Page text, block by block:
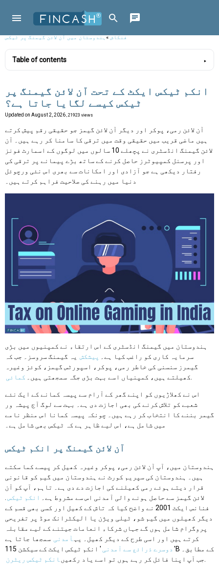
فنکاش»ہندوستان میں آن لائن گیمنگ پر ٹیکس
Table of contents
انکم ٹیکس ایکٹ کے تحت آن لائن گیمنگ پر
ٹیکس کیسے لگایا جاتا ہے؟
Updated on August 2, 2026 , 21923 views
آن لائن رمی، پوکر اور دیگر آن لائن گیمز جو حقیقی رقم پیش کرتے
ہیں ماضی قریب میں حقیقی وقت میں ترقی کا سامنا کر رہے ہیں۔ آن
لائن گیمنگ انڈسٹری نے پچھلے 10 سالوں میں لوگوں کے اسمارٹ فونز
اور پرسنل کمپیوٹرز حاصل کرنے کے ساتھ بڑے پیمانے پر ترقی کی
رفتار دیکھی ہے جو آزادی اور امکانات سے بھری اس نئی ورچوئل
دنیا میں رہنے کی صلاحیت فراہم کرتے ہیں۔
ہندوستان میں گیمنگ انڈسٹری کے اس ارتقاء نے کمپنیوں میں بڑی
سرمایہ کاری کو راغب کیا ہے۔ پیشکش یہ گیمنگ سروسز۔ جب کہ
گیمرز سنسنی کی خاطر رمی، پوکر، اسپورٹس گیمز، کوئز وغیرہ
کھیلتے ہیں، کمپنیاں اسے بہت بڑی جگہ سمجھتی ہیں۔ کمائی .
اس نے کھلاڑیوں کو اپنے گھر کے آرام سے پیسہ کمانے کے ایک نئے
شعبے کو تلاش کرنے کی بھی اجازت دی ہے۔ بہت سے لوگ آج پیشہ ور
گیمر بننے کا انتخاب کر رہے ہیں۔ چونکہ پیسہ کمانا اس منظر نامے
میں شامل ہے، اس لیے ظاہر ہے کہ ٹیکس بھی شامل ہے۔
آن لائن گیمنگ پر انکم ٹیکس
ہندوستان میں، آپ آن لائن رمی، پوکر وغیرہ کھیل کر پیسے کما سکتے
ہیں۔ ہندوستان کی سپریم کورٹ نے ہندوستان میں گیم کو قانونی
قرار دیتے ہوئے رمی کھیلنے کی اجازت دے دی ہے۔ تاہم، آپ کو آن
لائن گیمز سے حاصل ہونے والی آمدنی اس سے مشروط ہے۔
انکم ٹیکس
فنانس ایکٹ 2001 نے واضح کیا کہ تاش کے کھیل اور کسی بھی قسم کے
دیگر کھیلوں میں گیم شو، ٹیلی ویژن یا الیکٹرانک موڈ پر تفریحی
پروگرام شامل ہوں گے جہاں شرکاء انعامات جیتنے کے لیے مقابلہ
کرتے ہیں اور اسی طرح کے دیگر کھیل۔ یہ آمدنی سمجھا جاتا ہے
' دوسرے ذرائع سے آمدنی
' انکم ٹیکس ایکٹ کے سیکشن 115B کے مطابق۔
جب آپ اپنا فائل کر رہے ہوں تو اسے یاد رکھیں انکم ٹیکس ریٹرن